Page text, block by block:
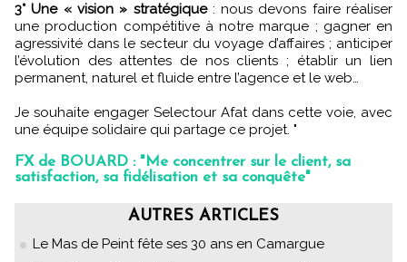
3° Une « vision » stratégique : nous devons faire réaliser
une production compétitive à notre marque ; gagner en
agressivité dans le secteur du voyage d’affaires ; anticiper
l’évolution des attentes de nos clients ; établir un lien
permanent, naturel et fluide entre l’agence et le web…
Je souhaite engager Selectour Afat dans cette voie, avec
une équipe solidaire qui partage ce projet. "
FX de BOUARD : "Me concentrer sur le client, sa
satisfaction, sa fidélisation et sa conquête"
AUTRES ARTICLES
Le Mas de Peint fête ses 30 ans en Camargue